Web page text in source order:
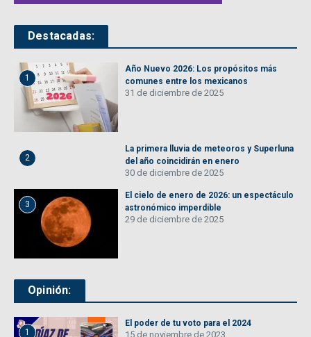
Destacadas:
1
Año Nuevo 2026: Los propósitos más
comunes entre los mexicanos
31 de diciembre de 2025
2
La primera lluvia de meteoros y Superluna
del año coincidirán en enero
30 de diciembre de 2025
3
El cielo de enero de 2026: un espectáculo
astronómico imperdible
29 de diciembre de 2025
Opinión:
1
El poder de tu voto para el 2024
15 de noviembre de 2023